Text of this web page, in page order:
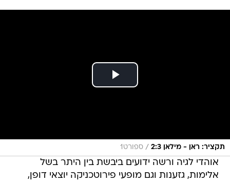
תקציר: ראן - מילאן 2:3 / ספורט1
אוהדי לגיה ורשה ידועים ביבשת בין היתר בשל
אלימות, גזענות וגם מופעי פירוטכניקה יוצאי דופן,